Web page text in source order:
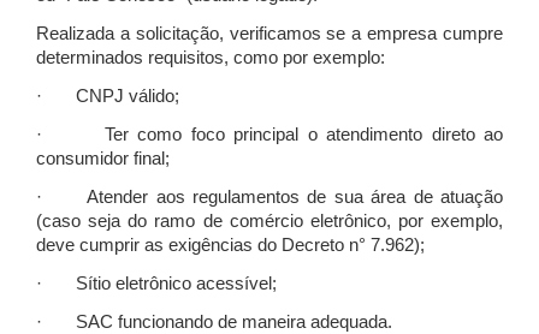
Realizada a solicitação, verificamos se a empresa cumpre
determinados requisitos, como por exemplo:
· CNPJ válido;
· Ter como foco principal o atendimento direto ao
consumidor final;
· Atender aos regulamentos de sua área de atuação
(caso seja do ramo de comércio eletrônico, por exemplo,
deve cumprir as exigências do Decreto n° 7.962);
· Sítio eletrônico acessível;
· SAC funcionando de maneira adequada.